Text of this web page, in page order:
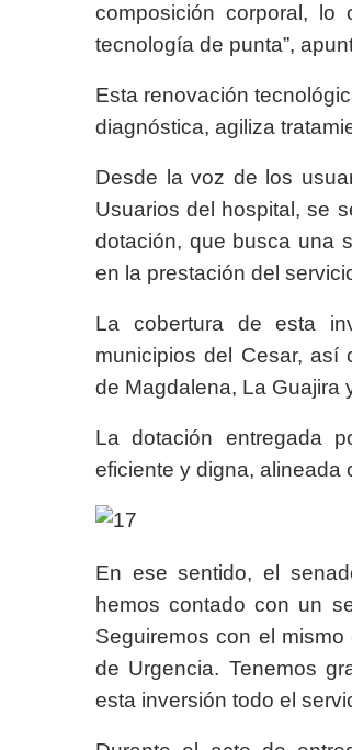
composición corporal,
tecnología de punta”,
Esta renovación
diagnóstica, agiliza
Desde la voz de los
Usuarios del hospital, se
dotación, que busca una
en la prestación del
La cobertura de esta
municipios del Cesar, así
de Magdalena, La Guajira
La dotación entregada
eficiente y digna, alineada
En ese sentido, el
hemos contado con un
Seguiremos con el
de Urgencia. Tenemos
esta inversión todo el